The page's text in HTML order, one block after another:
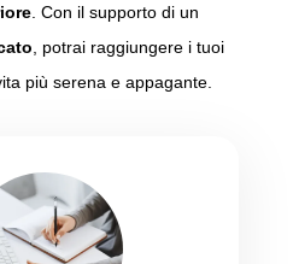
. Con il supporto di un
, potrai raggiungere i tuoi
più serena e appagante.